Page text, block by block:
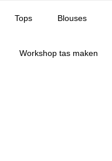
Tops Blouses
Workshop tas maken